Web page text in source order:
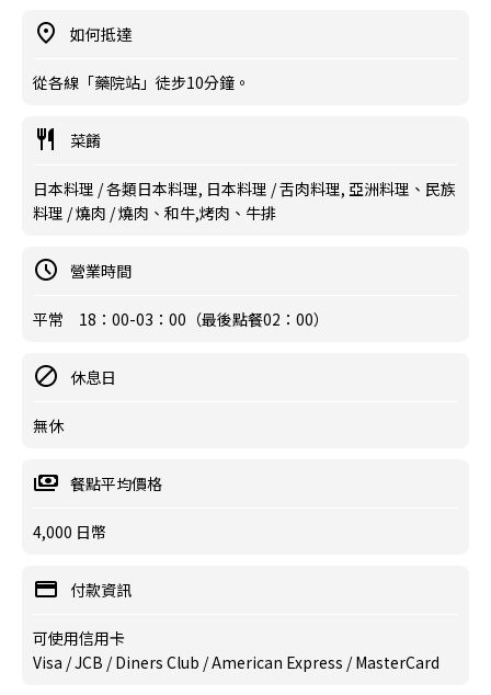
如何抵達
從各線「藥院站」徒步10分鐘。
菜餚
日本料理 / 各類日本料理, 日本料理 / 舌肉料理, 亞洲料理、民族
料理 / 燒肉 / 燒肉、和牛,烤肉、牛排
營業時間
平常 18：00-03：00（最後點餐02：00）
休息日
無休
餐點平均價格
4,000 日幣
付款資訊
可使用信用卡
Visa / JCB / Diners Club / American Express / MasterCard